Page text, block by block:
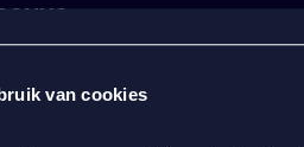
van cookies